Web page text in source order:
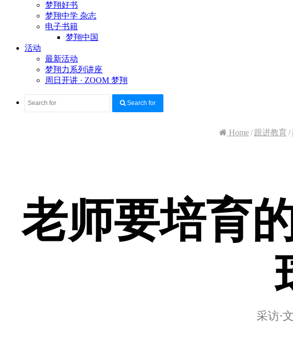
梦翔好书
梦翔中学 杂志
电子书籍
梦翔中国
活动
最新活动
梦翔力系列讲座
周日开讲 · ZOOM 梦翔
Search for
Home/ 跟进教育/
老师要培育
采访·